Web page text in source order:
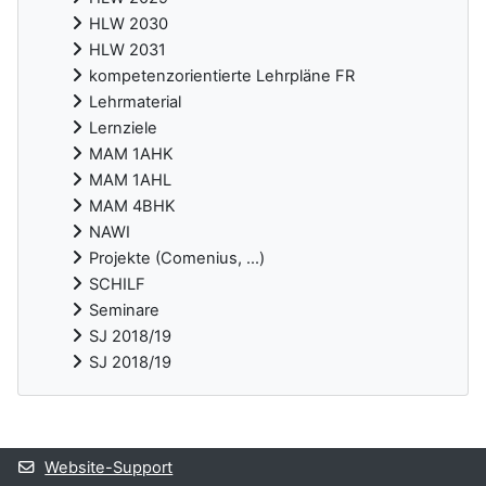
HLW 2030
HLW 2031
kompetenzorientierte Lehrpläne FR
Lehrmaterial
Lernziele
MAM 1AHK
MAM 1AHL
MAM 4BHK
NAWI
Projekte (Comenius, ...)
SCHILF
Seminare
SJ 2018/19
SJ 2018/19
Ergänzungsblöcke
Website-Support